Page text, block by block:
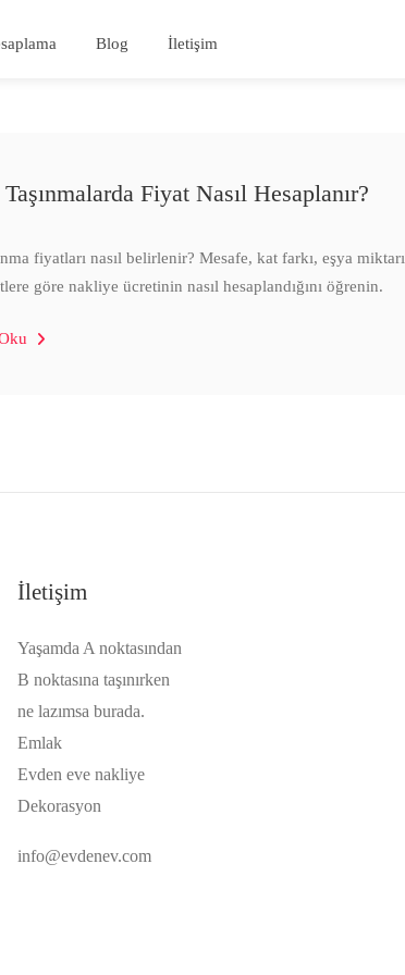
Blog İletişim
Fiyat Nasıl Hesaplanır?
fiyatları nasıl belirlenir? Mesafe, kat farkı, eşya miktarı
göre nakliye ücretinin nasıl hesaplandığını öğrenin.
İletişim
Yaşamda A noktasından
B noktasına taşınırken
ne lazımsa burada.
Emlak
Evden eve nakliye
Dekorasyon
info@evdenev.com